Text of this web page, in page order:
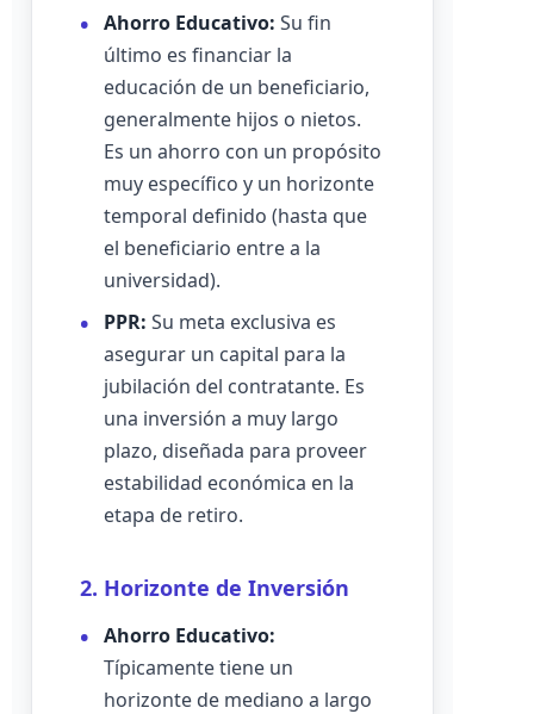
Ahorro Educativo: Su fin
último es financiar la
educación de un beneficiario,
generalmente hijos o nietos.
Es un ahorro con un propósito
muy específico y un horizonte
temporal definido (hasta que
el beneficiario entre a la
universidad).
PPR: Su meta exclusiva es
asegurar un capital para la
jubilación del contratante. Es
una inversión a muy largo
plazo, diseñada para proveer
estabilidad económica en la
etapa de retiro.
2. Horizonte de Inversión
Ahorro Educativo:
Típicamente tiene un
horizonte de mediano a largo